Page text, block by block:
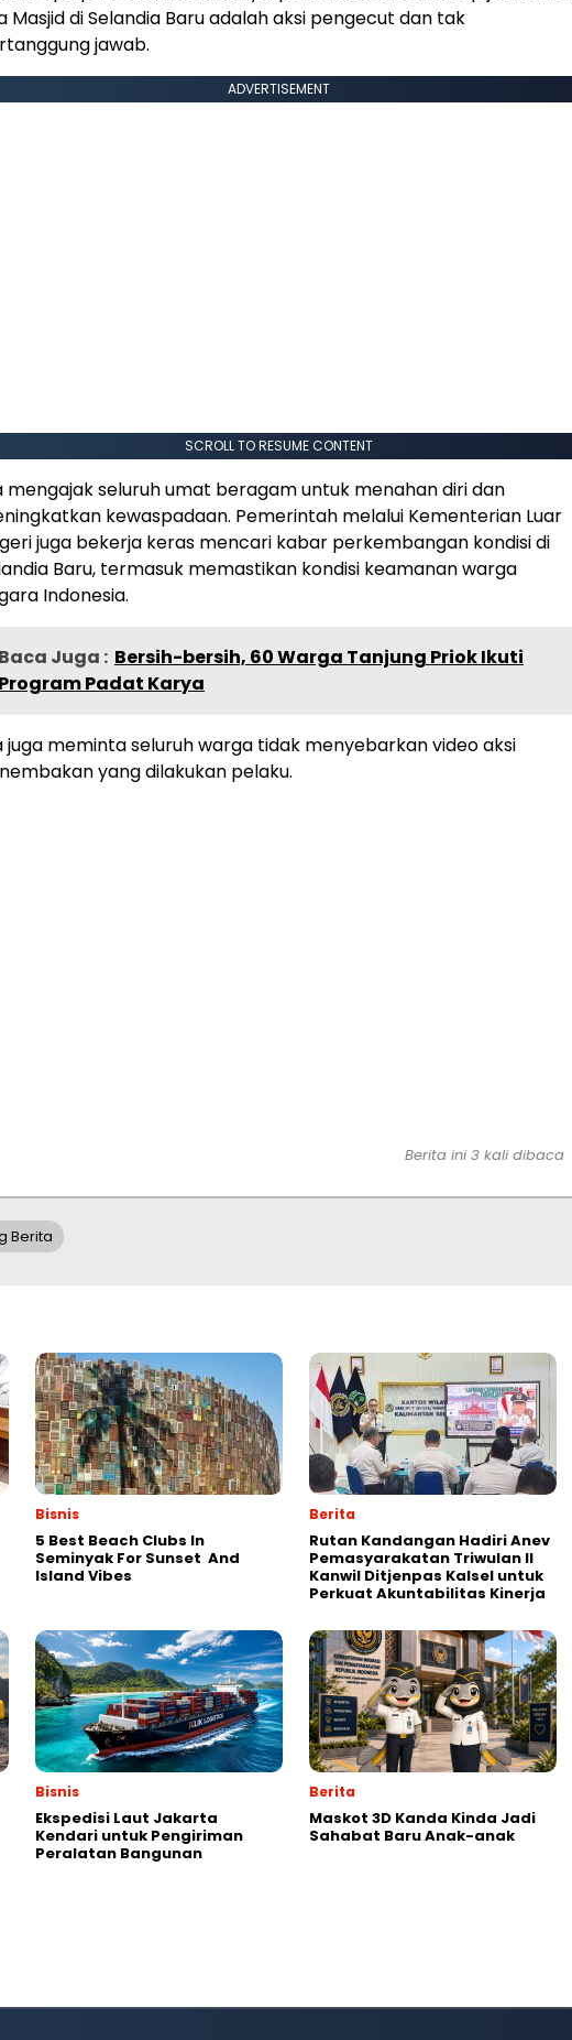
Masjid di Selandia Baru adalah aksi pengecut dan tak
jawab.
ADVERTISEMENT
SCROLL TO RESUME CONTENT
mengajak seluruh umat beragam untuk menahan diri dan
kewaspadaan. Pemerintah melalui Kementerian Luar
juga bekerja keras mencari kabar perkembangan kondisi di
Baru, termasuk memastikan kondisi keamanan warga
Indonesia.
Baca Juga : Bersih-bersih, 60 Warga Tanjung Priok Ikuti
Program Padat Karya
juga meminta seluruh warga tidak menyebarkan video aksi
yang dilakukan pelaku.
Berita ini 3 kali dibaca
Berita
Bisnis
5 Best Beach Clubs In
Seminyak For Sunset And
Island Vibes
Berita
Rutan Kandangan Hadiri Anev
Pemasyarakatan Triwulan II
Kanwil Ditjenpas Kalsel untuk
Perkuat Akuntabilitas Kinerja
Bisnis
Ekspedisi Laut Jakarta
Kendari untuk Pengiriman
Peralatan Bangunan
Berita
Maskot 3D Kanda Kinda Jadi
Sahabat Baru Anak-anak